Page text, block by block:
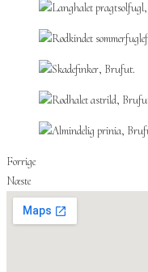
Forrige
Næste